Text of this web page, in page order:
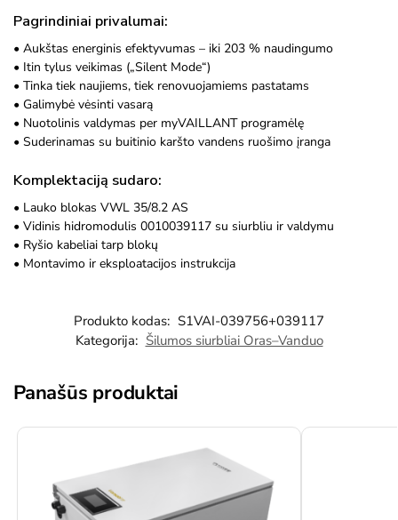
Pagrindiniai privalumai:
• Aukštas energinis efektyvumas – iki 203 % naudingumo
• Itin tylus veikimas („Silent Mode“)
• Tinka tiek naujiems, tiek renovuojamiems pastatams
• Galimybė vėsinti vasarą
• Nuotolinis valdymas per myVAILLANT programėlę
• Suderinamas su buitinio karšto vandens ruošimo įranga
Komplektaciją sudaro:
• Lauko blokas VWL 35/8.2 AS
• Vidinis hidromodulis 0010039117 su siurbliu ir valdymu
• Ryšio kabeliai tarp blokų
• Montavimo ir eksploatacijos instrukcija
Produkto kodas: S1VAI-039756+039117
Kategorija: Šilumos siurbliai Oras–Vanduo
Panašūs produktai